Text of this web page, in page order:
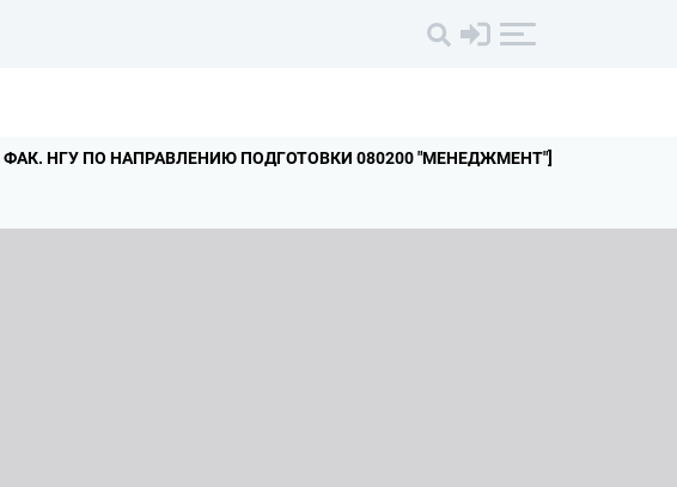
ФАК. НГУ ПО НАПРАВЛЕНИЮ ПОДГОТОВКИ 080200 "МЕНЕДЖМЕНТ"]